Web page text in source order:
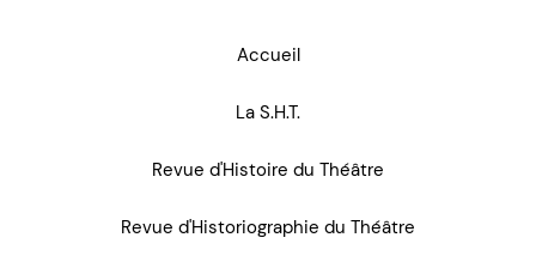
Accueil
La S.H.T.
Revue d'Histoire du Théâtre
Revue d'Historiographie du Théâtre